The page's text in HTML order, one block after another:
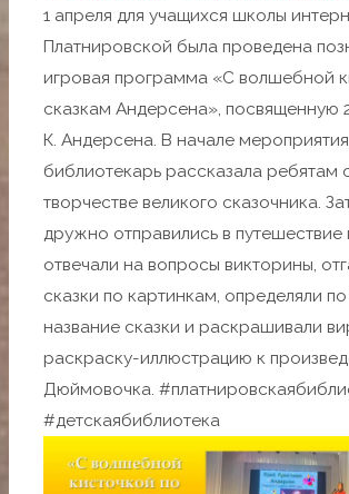
1 апреля для учащихся школы
Платнировской была проведена
игровая программа «С волшебной
сказкам Андерсена», посвященную
К. Андерсена. В начале мероприятия
библиотекарь рассказала ребятам
творчестве великого сказочника.
дружно отправились в путешествие
отвечали на вопросы викторины,
сказки по картинкам, определяли
название сказки и раскрашивали
раскраску-иллюстрацию к
Дюймовочка.
#детскаябиблиотека